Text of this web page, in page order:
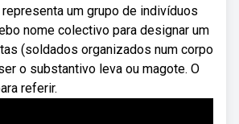
um grupo de indivíduos
nome colectivo para designar um
(soldados organizados num corpo
o substantivo leva ou magote. O
referir.